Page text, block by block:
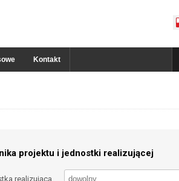
Kontakt
projektu i jednostki realizującej
realizująca